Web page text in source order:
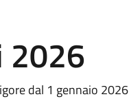
2026
dal 1 gennaio 2026